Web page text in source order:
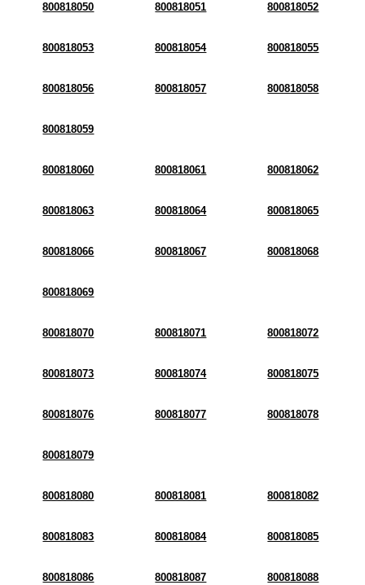
800818050 800818051 800818052
800818053 800818054 800818055
800818056 800818057 800818058
800818059
800818060 800818061 800818062
800818063 800818064 800818065
800818066 800818067 800818068
800818069
800818070 800818071 800818072
800818073 800818074 800818075
800818076 800818077 800818078
800818079
800818080 800818081 800818082
800818083 800818084 800818085
800818086 800818087 800818088